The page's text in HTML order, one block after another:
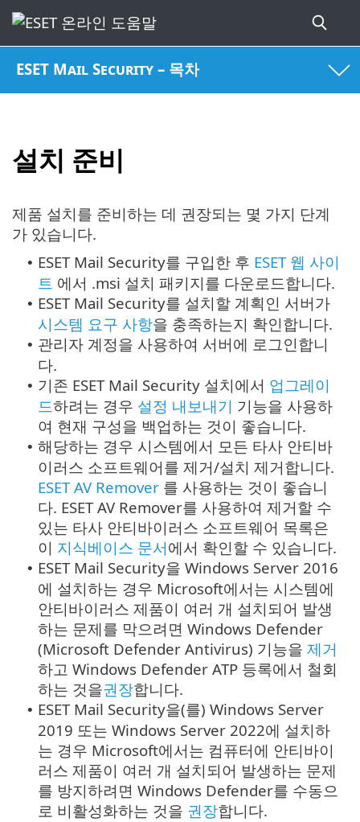
ESET Mail Security – 목차
설치 준비
제품 설치를 준비하는 데 권장되는 몇 가지 단계
가 있습니다.
• ESET Mail Security를 구입한 후 ESET 웹 사이
트 에서 .msi 설치 패키지를 다운로드합니다.
• ESET Mail Security를 설치할 계획인 서버가
시스템 요구 사항을 충족하는지 확인합니다.
• 관리자 계정을 사용하여 서버에 로그인합니
다.
• 기존 ESET Mail Security 설치에서 업그레이
드하려는 경우 설정 내보내기 기능을 사용하
여 현재 구성을 백업하는 것이 좋습니다.
• 해당하는 경우 시스템에서 모든 타사 안티바
이러스 소프트웨어를 제거/설치 제거합니다.
ESET AV Remover 를 사용하는 것이 좋습니
다. ESET AV Remover를 사용하여 제거할 수
있는 타사 안티바이러스 소프트웨어 목록은
이 지식베이스 문서에서 확인할 수 있습니다.
• ESET Mail Security을 Windows Server 2016
에 설치하는 경우 Microsoft에서는 시스템에
안티바이러스 제품이 여러 개 설치되어 발생
하는 문제를 막으려면 Windows Defender
(Microsoft Defender Antivirus) 기능을 제거
하고 Windows Defender ATP 등록에서 철회
하는 것을권장합니다.
• ESET Mail Security을(를) Windows Server
2019 또는 Windows Server 2022에 설치하
는 경우 Microsoft에서는 컴퓨터에 안티바이
러스 제품이 여러 개 설치되어 발생하는 문제
를 방지하려면 Windows Defender를 수동으
로 비활성화하는 것을 권장합니다.